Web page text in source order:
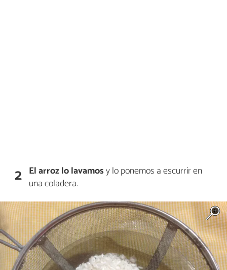
2 El arroz lo lavamosy lo ponemos a escurrir en
una coladera.